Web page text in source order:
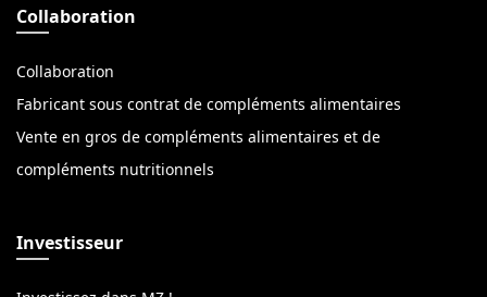
Collaboration
Collaboration
Fabricant sous contrat de compléments alimentaires
Vente en gros de compléments alimentaires et de
compléments nutritionnels
Investisseur